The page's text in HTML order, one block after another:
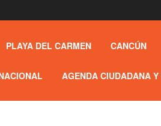
PLAYA DEL CARMEN CANCÚN
AGENDA CIUDADANA